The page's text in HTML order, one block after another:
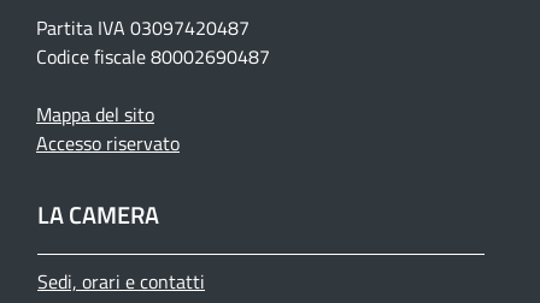
Partita IVA 03097420487
Codice fiscale 80002690487
Mappa del sito
Accesso riservato
LA CAMERA
Sedi, orari e contatti